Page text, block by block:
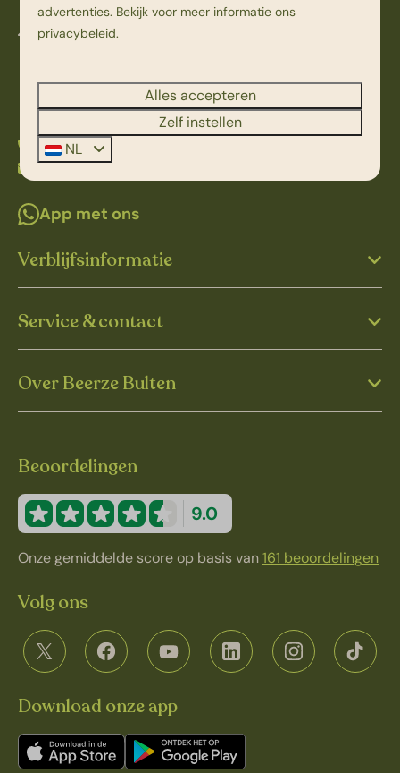
Kampweg 1
Overijssel
0523 251 398
info@beerzebulten.nl
App met ons
Verblijfsinformatie
Service & contact
Over Beerze Bulten
Beoordelingen
9.0
Onze gemiddelde score op basis van161 beoordelingen
Volg ons
Download onze app
advertenties. Bekijk voor meer informatie ons
privacybeleid.
Alles accepteren
Zelf instellen
NL